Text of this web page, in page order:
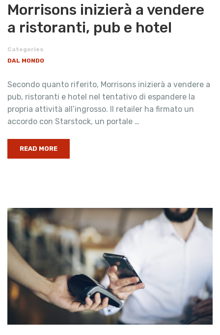
Morrisons inizierà a vendere
a ristoranti, pub e hotel
Categories
DAL MONDO
Secondo quanto riferito, Morrisons inizierà a vendere a
pub, ristoranti e hotel nel tentativo di espandere la
propria attività all’ingrosso. Il retailer ha firmato un
accordo con Starstock, un portale …
READ MORE